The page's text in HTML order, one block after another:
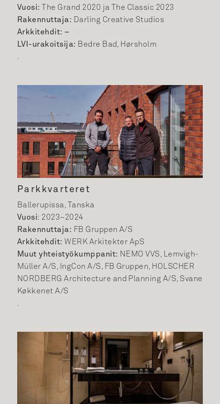
Vuosi:
The Grand 2020 ja The Classic 2023
Rakennuttaja: Darling Creative Studios
Arkkitehdit: –
LVI-urakoitsija: Bedre Bad, Hørsholm
Parkkvarteret
Ballerupissa, Tanska
Vuosi: 2023–2024
Rakennuttaja: FB Gruppen A/S
Arkkitehdit: WERK Arkitekter ApS
Muut yhteistyökumppanit: NEMO VVS, Lemvigh-
Müller A/S, IngCon A/S, FB Gruppen, HOLSCHER
NORDBERG Architecture and Planning A/S, Svane
Køkkenet A/S